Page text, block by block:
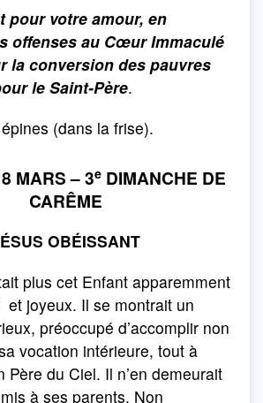
pour votre amour, en
offenses au Cœur Immaculé
la conversion des pauvres
le Saint-Père.
(dans la frise).
MARS – 3eDIMANCHE DE
CARÊME
OBÉISSANT
plus cet Enfant apparemment
et joyeux. Il se montrait un
préoccupé d’accomplir non
vocation intérieure, tout à
Père du Ciel. Il n’en demeurait
à ses parents. Non